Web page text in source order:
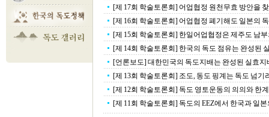
[제 17회 학술토론회] 어업협정 원천무효 방안을
[제 16회 학술토론회] 어업협정 폐기해도 일본의
[제 15회 학술토론회] 한일어업협정은 제주도 남
[제 14회 학술토론회] 한국의 독도 점유는 완성된
[언론보도] 대한민국의 독도지배는 완성된 실효지
[제 13회 학술토론회] 조도, 동도 핑계는 독도 넘기
[제 12회 학술토론회] 독도 영토운동의 의의와 한계
[제 11회 학술토론회] 독도의 EEZ에서 한국과 일본